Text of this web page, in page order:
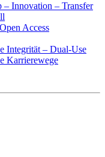
– Innovation – Transfer
Access
Integrität – Dual-Use
Karrierewege